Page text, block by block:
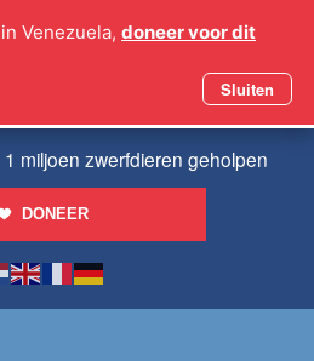
miljoen zwerfdieren geholpen
DONEER
Venezuela, doneer voor dit
Sluiten